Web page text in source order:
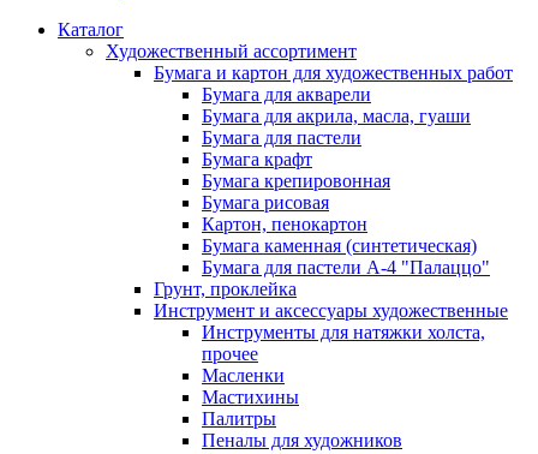
Каталог
Художественный ассортимент
Бумага и картон для художественных работ
Бумага для акварели
Бумага для акрила, масла, гуаши
Бумага для пастели
Бумага крафт
Бумага крепировонная
Бумага рисовая
Картон, пенокартон
Бумага каменная (синтетическая)
Бумага для пастели А-4 "Палаццо"
Грунт, проклейка
Инструмент и аксессуары художественные
Инструменты для натяжки холста,
прочее
Масленки
Мастихины
Палитры
Пеналы для художников